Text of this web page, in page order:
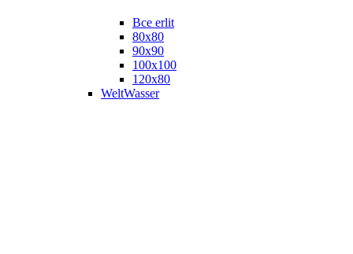
Все erlit
80x80
90x90
100x100
120x80
WeltWasser